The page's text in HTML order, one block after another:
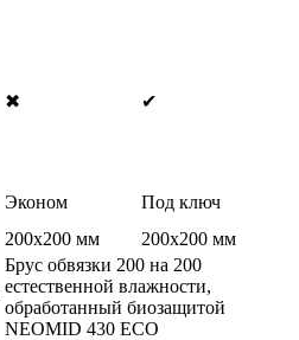
✖ ✔
Эконом Под ключ
200х200 мм
200х200 мм
Брус обвязки 200 на 200
естественной влажности,
обработанный биозащитой
NEOMID 430 ЕСО